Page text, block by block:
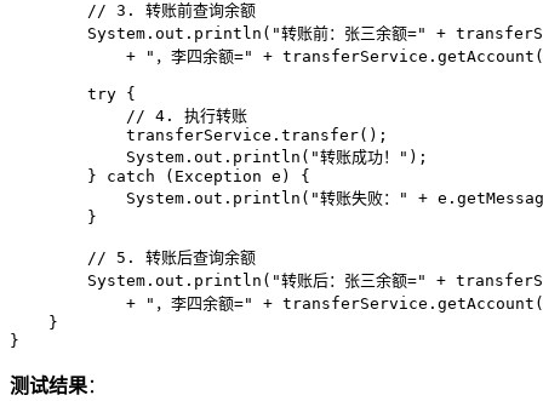
// 3. 转账前查询余额
        System.out.println(
"转账前：张三余额="
+
            +
"，李四余额=" + transferService.getAccount(
try {
// 4. 执行转账
            transferService.transfer();
            System.out.println(
"转账成功！" );
        }
catch (Exception e) {
            System.out.println(
"转账失败："
+
        }
// 5. 转账后查询余额
        System.out.println(
"转账后：张三余额="
+
            +
"，李四余额="
+ transferService.getAccount(
    }
}
测试结果：